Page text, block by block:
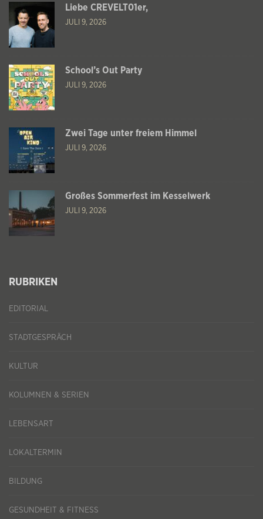
Liebe CREVELT01er,
JULI 9, 2026
School’s Out Party
JULI 9, 2026
Zwei Tage unter freiem Himmel
JULI 9, 2026
Großes Sommerfest im Kesselwerk
JULI 9, 2026
RUBRIKEN
EDITORIAL
STADTGESPRÄCH
KULTUR
KOLUMNEN & SERIEN
LEBENSART
LOKALTERMIN
BILDUNG
GESUNDHEIT & FITNESS